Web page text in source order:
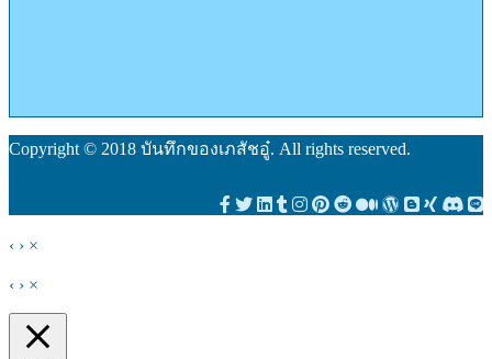
Copyright © 2018 บันทึกของเภสัชอู๋. All rights reserved.
‹ › ×
‹ › ×